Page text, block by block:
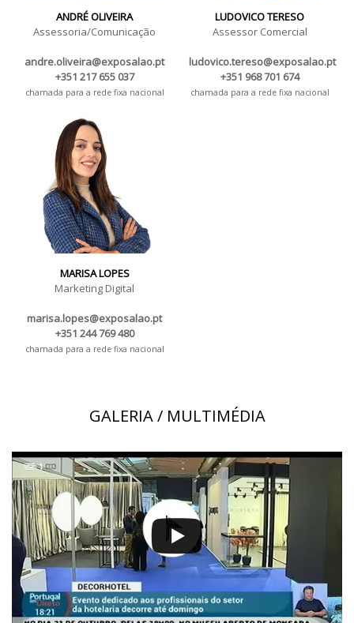
ANDRÉ OLIVEIRA
Assessoria/Comunicação
andre.oliveira@exposalao.pt
+351 217 655 037
chamada para a rede fixa nacional
LUDOVICO TERESO
Assessor Comercial
ludovico.tereso@exposalao.pt
+351 968 701 674
chamada para a rede fixa nacional
MARISA LOPES
Marketing Digital
marisa.lopes@exposalao.pt
+351 244 769 480
chamada para a rede fixa nacional
GALERIA / MULTIMÉDIA